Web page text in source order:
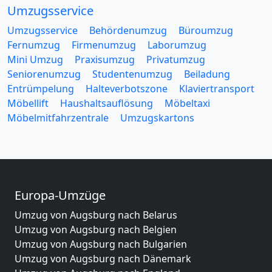
Umzugsservice
Umzugsservice Behördenumzug
Büroumzug
Fernumzug
Firmenumzug
Laborumzug
Mini Umzug
Praxisumzug
Privatumzug
Seniorenumzug
Studentenumzug
Beiladung
Entrümpelung
Halteverbotszone
Klaviertransport
Möbellift
Haushaltsauflösung
Möbeltaxi
Möbelmitfahrzentrale
Umzugskartons
Europa-Umzüge
Umzug von Augsburg nach Belarus
Umzug von Augsburg nach Belgien
Umzug von Augsburg nach Bulgarien
Umzug von Augsburg nach Dänemark